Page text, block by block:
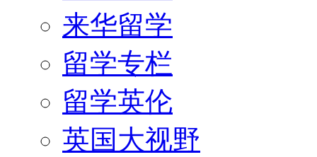
来华留学
留学专栏
留学英伦
英国大视野